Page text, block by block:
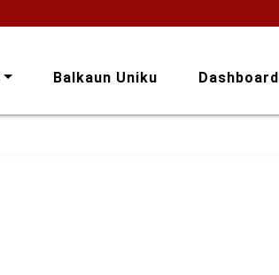
Balkaun Uniku Dashboard